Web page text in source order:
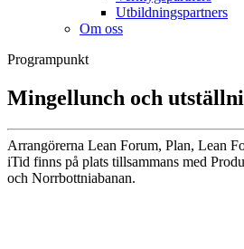
Utbildningspartners
Om oss
Programpunkt
Mingellunch och
Arrangörerna Lean Forum, Plan, Lean
iTid finns på plats tillsammans med
och Norrbottniabanan.